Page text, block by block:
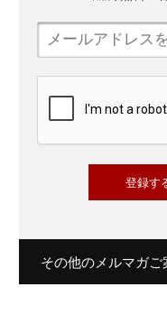
その他のメルマガご